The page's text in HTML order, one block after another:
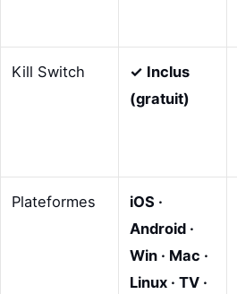
Kill Switch
✓ Inclus
(gratuit)
Plateformes
iOS ·
Android ·
Win · Mac ·
Linux · TV ·